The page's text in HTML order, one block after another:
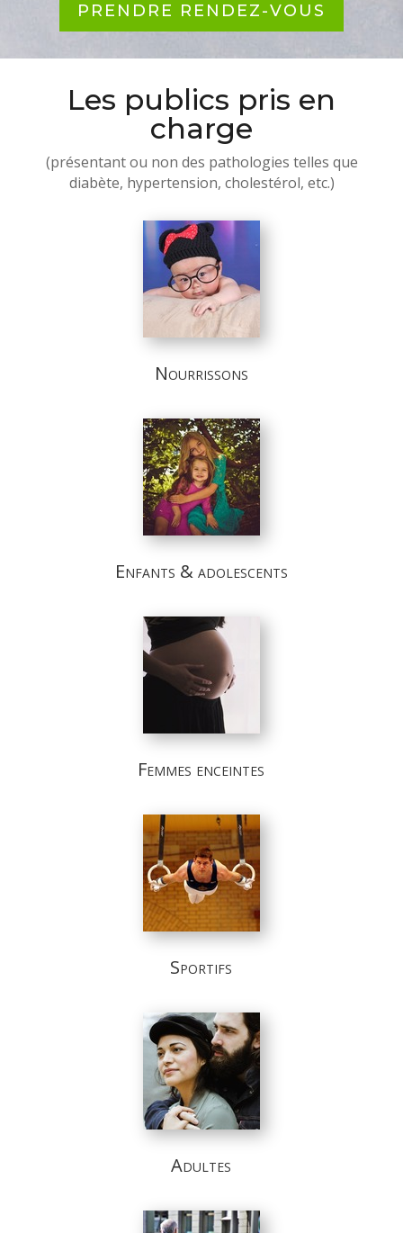
PRENDRE RENDEZ-VOUS
Les publics pris en
charge
(présentant ou non des pathologies telles que
diabète, hypertension, cholestérol, etc.)
Nourrissons
Enfants & adolescents
Femmes enceintes
Sportifs
Adultes